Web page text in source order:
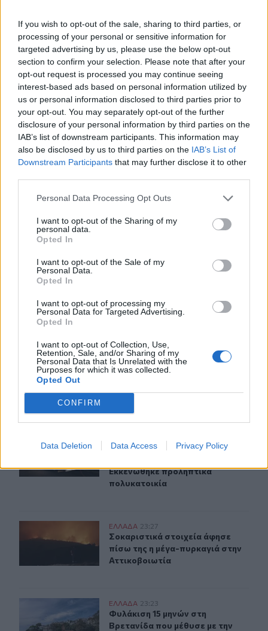
If you wish to opt-out of the sale, sharing to third parties, or
processing of your personal or sensitive information for
targeted advertising by us, please use the below opt-out
section to confirm your selection. Please note that after your
opt-out request is processed you may continue seeing
interest-based ads based on personal information utilized by
us or personal information disclosed to third parties prior to
your opt-out. You may separately opt-out of the further
disclosure of your personal information by third parties on the
IAB’s list of downstream participants. This information may
also be disclosed by us to third parties on the IAB’s List of
Downstream Participants that may further disclose it to other
Personal Data Processing Opt Outs
I want to opt-out of the Sharing of my
personal data.
Opted In
I want to opt-out of the Sale of my
Personal Data.
Opted In
I want to opt-out of processing my
Personal Data for Targeted Advertising.
Opted In
I want to opt-out of Collection, Use,
Retention, Sale, and/or Sharing of my
Personal Data that Is Unrelated with the
Purposes for which it was collected.
Opted Out
CONFIRM
Data Deletion Data Access Privacy Policy
22:02
Σφοδρή επίθεση κατά Καρυστιανού-Γρατσία από πρώην
στελέχη: «Συνεχής εσωστρέφεια και τραγικά
επικοινωνιακά λάθη»
Ηράκλειο: "Σε άθλια κατάσταση το μνημείο πεσόντων
Εφέδρων Αξιωματικών στον Καράβολα"
21:39
ηλικιωμένη
Μεσογειακή φώκια έκανε στάση για ξεκούραση στην
παραλία της Αγίας Βάσως στο Τρίκερι
Μεταναστευτικό: Σύλληψη 18χρονου διακινητή για την
"καραβιά" στον Τσούτσουρα
ΣΧΕΤΙΚA AΡΘΡΑ
Υπό έλεγχο η φωτιά σε ισόγειο κατάστημα στο
Υπό έλεγχο η φωτιά σε ισόγειο
Υπό έλεγχο η φωτιά σε ισόγειο
Εκκενώθηκε προληπτικά
πολυκατοικία
Σοκαριστικά στοιχεία άφησε πίσω της η μέγα-
ΕΛΛAΔΑ 23:27
Σοκαριστικά στοιχεία άφησε πίσω
Σοκαριστικά στοιχεία άφησε
πίσω της η μέγα-πυρκαγιά στην
Αττικοβοιωτία
Φυλάκιση 15 μηνών στη Βρετανίδα που μέθυσε με την
ΕΛΛAΔΑ 23:23
Φυλάκιση 15 μηνών στη Βρετανίδα
Φυλάκιση 15 μηνών στη
Βρετανίδα που μέθυσε με την